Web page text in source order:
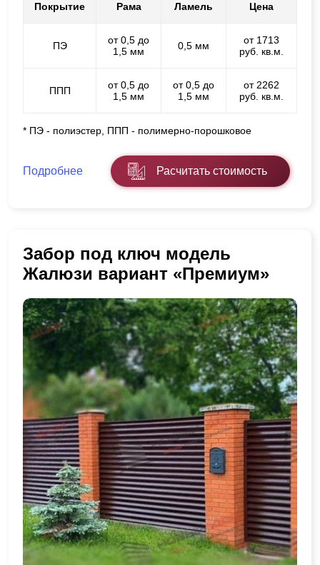
Покрытие Рама Ламель Цена
ПЭ
от 0,5 до
1,5 мм
0,5 мм
от 1713
руб. кв.м.
ППП
от 0,5 до
1,5 мм
от 0,5 до
1,5 мм
от 2262
руб. кв.м.
* ПЭ - полиэстер, ППП - полимерно-порошковое
Подробнее Расчитать стоимость
Забор под ключ модель
Жалюзи вариант «Премиум»